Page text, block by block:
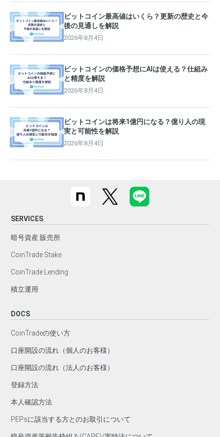
ビットコイン最高値はいくら？更新の歴史と今
後の見通しを解説
2026年8月4日
ビットコインの価格予想にAIは使える？仕組み
と精度を解説
2026年8月4日
ビットコインは将来1億円になる？億り人の現
実と可能性を解説
2026年8月4日
SERVICES
暗号資産 販売所
CoinTrade Stake
CoinTrade Lending
積立運用
DOCS
CoinTradeの使い方
口座開設の流れ（個人のお客様）
口座開設の流れ（法人のお客様）
登録方法
本人確認方法
PEPsに該当する方とのお取引について